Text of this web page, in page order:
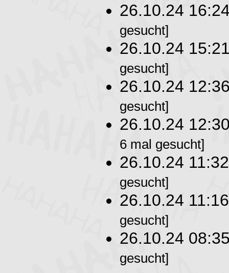
26.10.24
gesucht]
26.10.24
gesucht]
26.10.24
gesucht]
26.10.24
6 mal gesucht]
26.10.24
gesucht]
26.10.24
gesucht]
26.10.24
gesucht]